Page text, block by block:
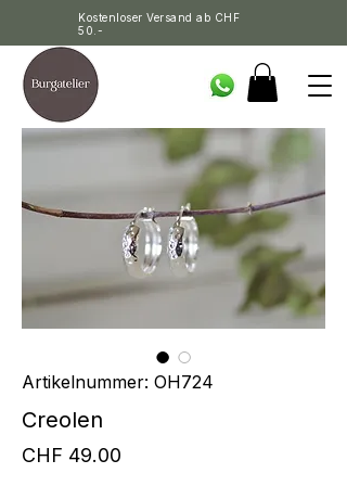
Kostenloser Versand ab CHF
50.-
Artikelnummer: OH724
Creolen
CHF 49.00